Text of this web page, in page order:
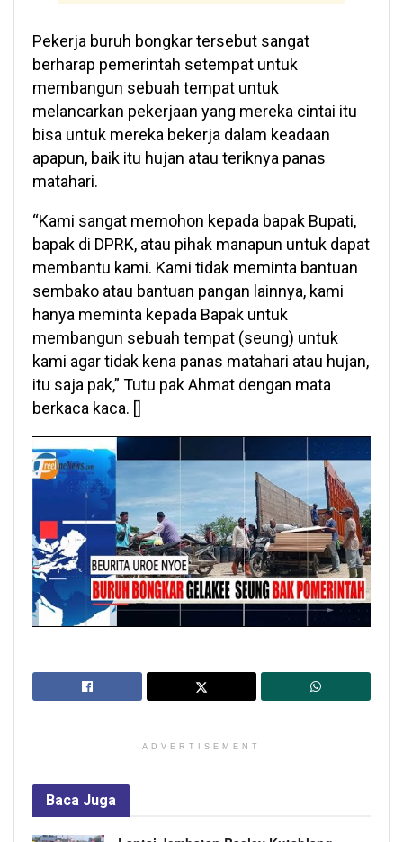
Pekerja buruh bongkar tersebut sangat
berharap pemerintah setempat untuk
membangun sebuah tempat untuk
melancarkan pekerjaan yang mereka cintai itu
bisa untuk mereka bekerja dalam keadaan
apapun, baik itu hujan atau teriknya panas
matahari.
“Kami sangat memohon kepada bapak Bupati,
bapak di DPRK, atau pihak manapun untuk dapat
membantu kami. Kami tidak meminta bantuan
sembako atau bantuan pangan lainnya, kami
hanya meminta kepada Bapak untuk
membangun sebuah tempat (seung) untuk
kami agar tidak kena panas matahari atau hujan,
itu saja pak,” Tutu pak Ahmat dengan mata
berkaca kaca. []
ADVERTISEMENT
Baca Juga